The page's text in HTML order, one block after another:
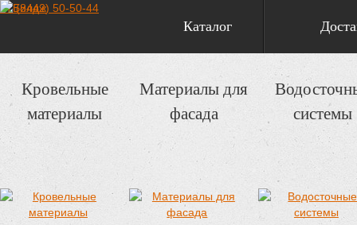
Каталог
+7 (8442) 50-50-44
Кровельные
материалы
Материалы для
фасада
системы